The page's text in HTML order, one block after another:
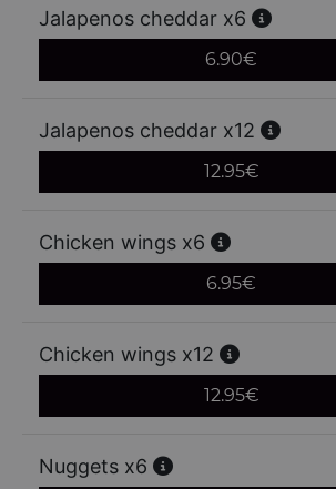
Jalapenos cheddar x6
6.90€
Jalapenos cheddar x12
12.95€
Chicken wings x6
6.95€
Chicken wings x12
12.95€
Nuggets x6